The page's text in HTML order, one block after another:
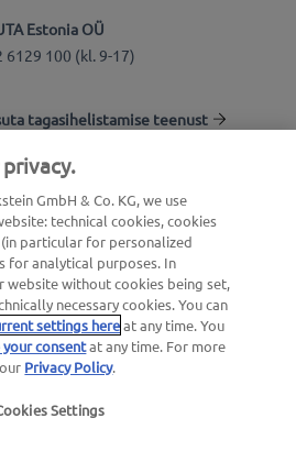
Estonia OÜ
6129 100 (kl. 9-17)
tagasihelistamise teenust
otsing
Edenredi kohta
|
GmbH & Co. KG, we use
technical cookies, cookies
particular for personalized
for analytical purposes. In
website without cookies being set,
necessary cookies. You can
settings hereat any time. You
consentat any time. For more
Privacy Policy.
Settings